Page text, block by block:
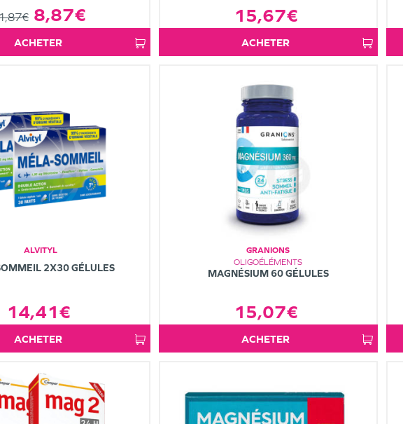
8,87€
ACHETER
15,67€
ACHETER
ALVITYL
2X30 GÉLULES
14,41€
ACHETER
GRANIONS
OLIGOÉLÉMENTS
MAGNÉSIUM 60 GÉLULES
15,07€
ACHETER